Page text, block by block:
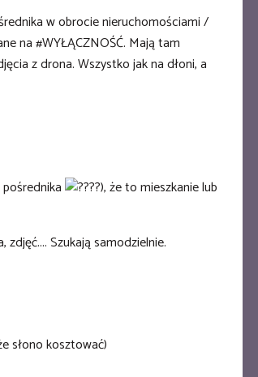
w obrocie nieruchomościami /
na#WYŁĄCZNOŚĆ. Mają tam
z drona. Wszystko jak na dłoni, a
), że to mieszkanie lub
Szukają samodzielnie.
słono kosztować)